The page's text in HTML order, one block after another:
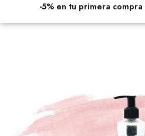
-5% en tu primera compra